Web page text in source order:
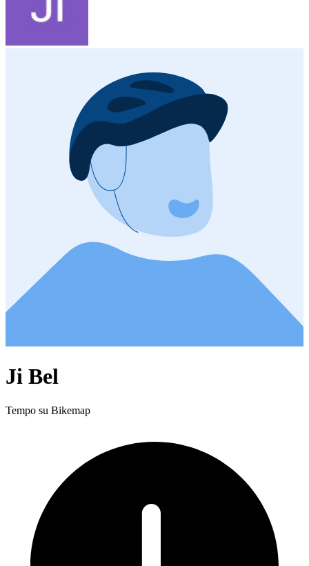
Ji Bel
Tempo su Bikemap